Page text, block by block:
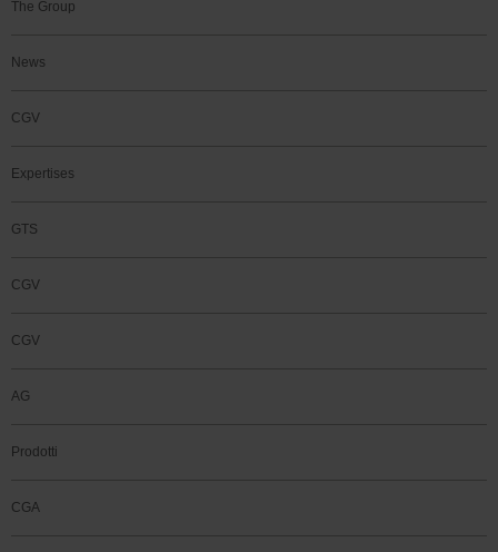
The Group
News
CGV
Expertises
GTS
CGV
CGV
AG
Prodotti
CGA